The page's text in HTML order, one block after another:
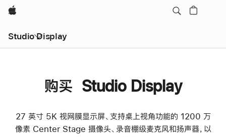
Apple
Studio Display
购买 Studio Display
27 英寸 5K 视网膜显示屏、支持桌上视角功能的 1200 万
像素 Center Stage 摄像头、录音棚级麦克风和扬声器，以